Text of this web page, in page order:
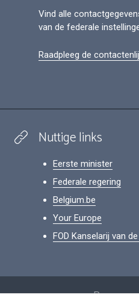
Vind alle
van de federale
Raadpleeg de
Nuttige links
Eerste minister
Federale regering
Belgium.be
Your Europe
FOD Kanselarij van